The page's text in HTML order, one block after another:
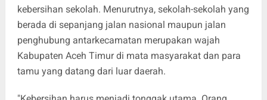
kebersihan sekolah. Menurutnya, sekolah-sekolah yang
berada di sepanjang jalan nasional maupun jalan
penghubung antarkecamatan merupakan wajah
Kabupaten Aceh Timur di mata masyarakat dan para
tamu yang datang dari luar daerah.